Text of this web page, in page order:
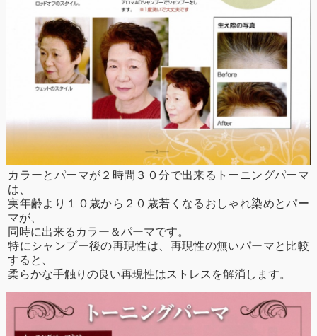
カラーとパーマが２時間３０分で出来るトーニングパーマ
は、
実年齢より１０歳から２０歳若くなるおしゃれ染めとパー
マが、
同時に出来るカラー＆パーマです。
特にシャンプー後の再現性は、再現性の無いパーマと比較
すると、
柔らかな手触りの良い再現性はストレスを解消します。